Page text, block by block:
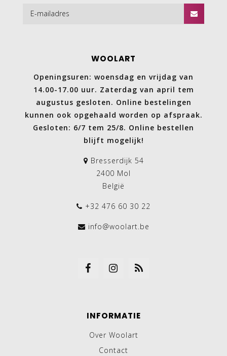
WOOLART
Openingsuren: woensdag en vrijdag van
14.00-17.00 uur. Zaterdag van april tem
augustus gesloten. Online bestelingen
kunnen ook opgehaald worden op afspraak.
Gesloten: 6/7 tem 25/8. Online bestellen
blijft mogelijk!
Bresserdijk 54
2400 Mol
België
+32 476 60 30 22
info@woolart.be
INFORMATIE
Over Woolart
Contact